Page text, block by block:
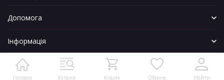
Головна Каталог Кошик Обране Увійти
Допомога
Інформація